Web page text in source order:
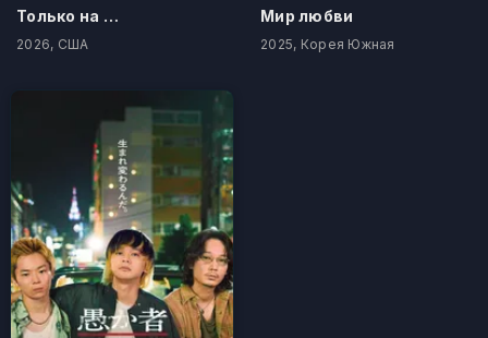
Только на одну ночь
2026, США
Мир любви
2025, Корея Южная